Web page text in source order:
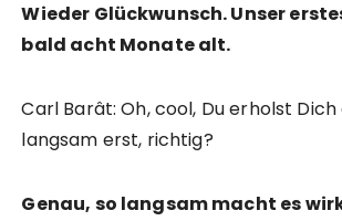
Wieder Glückwunsch. Unser
bald acht Monate alt.
Carl Barât: Oh, cool, Du erholst Dich
langsam erst, richtig?
Genau, so langsam macht es